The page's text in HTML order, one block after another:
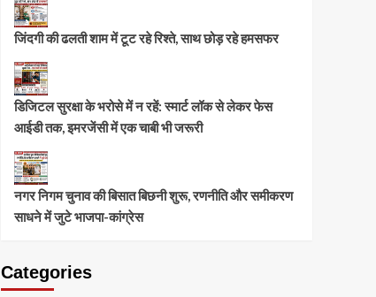
जिंदगी की ढलती शाम में टूट रहे रिश्ते, साथ छोड़ रहे हमसफर
डिजिटल सुरक्षा के भरोसे में न रहें: स्मार्ट लॉक से लेकर फेस
आईडी तक, इमरजेंसी में एक चाबी भी जरूरी
नगर निगम चुनाव की बिसात बिछनी शुरू, रणनीति और समीकरण
साधने में जुटे भाजपा-कांग्रेस
Categories